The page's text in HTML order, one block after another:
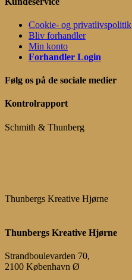
Cookie- og privatlivspolitik
Bliv forhandler
Min konto
Forhandler Login
Følg os på de sociale medier
Kontrolrapport
Schmith & Thunberg
Thunbergs Kreative Hjørne
Thunbergs Kreative Hjørne
Strandboulevarden 70,
2100 København Ø